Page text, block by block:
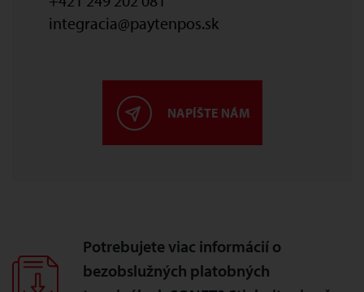
integracia@paytenpos.sk
NAPÍŠTE NÁM
Potrebujete viac informácií o
bezobslužných platobných